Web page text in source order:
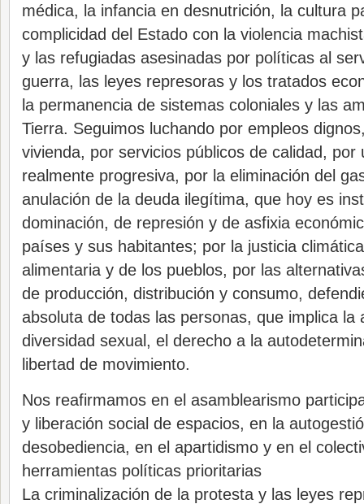
médica, la infancia en desnutrición, la cultura
complicidad del Estado con la violencia
y las refugiadas asesinadas por políticas al
guerra, las leyes represoras y los tratados
la permanencia de sistemas coloniales y las
Tierra. Seguimos luchando por empleos
vivienda, por servicios públicos de calidad, por
realmente progresiva, por la eliminación del
anulación de la deuda ilegítima, que hoy es
dominación, de represión y de asfixia
países y sus habitantes; por la justicia
alimentaria y de los pueblos, por las
de producción, distribución y consumo,
absoluta de todas las personas, que implica la
diversidad sexual, el derecho a la
libertad de movimiento.
Nos reafirmamos en el asamblearismo
y liberación social de espacios, en la
desobediencia, en el apartidismo y en el
herramientas políticas prioritarias
La criminalización de la protesta y las leyes